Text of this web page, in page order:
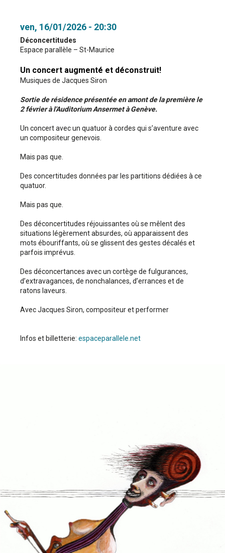
ven, 16/01/2026 - 20:30
Déconcertitudes
Espace parallèle – St-Maurice
Un concert augmenté et déconstruit!
Musiques de Jacques Siron
Sortie de résidence présentée en amont de la première le
2 février à l'Auditorium Ansermet à Genève.
Un concert avec un quatuor à cordes qui s’aventure avec
un compositeur genevois.
Mais pas que.
Des concertitudes données par les partitions dédiées à ce
quatuor.
Mais pas que.
Des déconcertitudes réjouissantes où se mêlent des
situations légèrement absurdes, où apparaissent des
mots ébouriffants, où se glissent des gestes décalés et
parfois imprévus.
Des déconcertances avec un cortège de fulgurances,
d’extravagances, de nonchalances, d’errances et de
ratons laveurs.
Avec Jacques Siron, compositeur et performer
Infos et billetterie: espaceparallele.net